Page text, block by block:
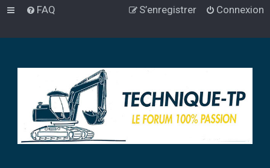
FAQ Connexion
S’enregistrer